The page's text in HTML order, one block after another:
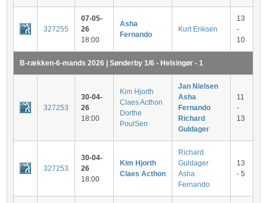
327255
07-05-
26
18:00
Asha
Fernando
Kurt Eriksen
13
-
10
B-rækken-6-mands 2026 | Sønderby 1/6 - Helsingør - 1
327253
30-04-
26
18:00
Kim Hjorth
Claes Acthon
Dorthe
PoulSen
Jan Nielsen
Asha
Fernando
Richard
Guldager
11
-
13
327253
30-04-
26
18:00
Kim Hjorth
Claes Acthon
Richard
Guldager
Asha
Fernando
13
- 5